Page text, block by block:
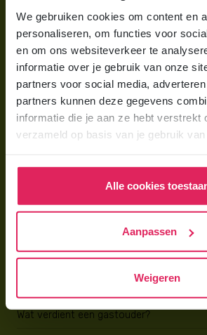
We gebruiken cookies om content en
personaliseren, om functies voor
en om ons websiteverkeer te
informatie over je gebruik van onze
partners voor social media,
partners kunnen deze gegevens
informatie die je aan ze hebt verstrekt
verzameld op basis van je gebruik van
Alle cookies
Aanpassen
Weigeren
Voor ouders
Wat is gastouderopvang?
Wat kost een gastouder?
Hoe vind ik een gastouder?
Gastouder worden bij 4Kids
Wat verdient een gastouder?